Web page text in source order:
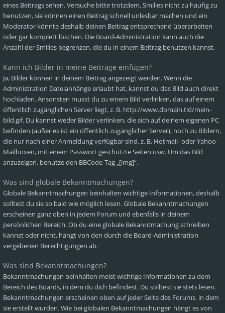
eines Beitrags sehen. Versuche bitte trotzdem, Smilies nicht zu häufig zu
benutzen, sie können einen Beitrag schnell unlesbar machen und ein
Moderator könnte deshalb deinen Beitrag entsprechend überarbeiten
oder gar komplett löschen. Die Board-Administration kann auch die
Anzahl der Smilies begrenzen, die du in einem Beitrag benutzen kannst.
Kann ich Bilder in meine Beiträge einfügen?
Ja, Bilder können in deinem Beitrag angezeigt werden. Wenn die
Administration Dateianhänge erlaubt hat, kannst du das Bild auch direkt
hochladen. Ansonsten musst du zu einem Bild verlinken, das auf einem
öffentlich zugänglichen Server liegt, z. B. http://www.domain.tld/mein-
bild.gif. Du kannst weder Bilder verlinken, die sich auf deinem eigenen PC
befinden (außer es ist ein öffentlich zugänglicher Server), noch zu Bildern,
die nur nach einer Anmeldung verfügbar sind, z. B. Hotmail- oder Yahoo-
Mailboxen, mit einem Passwort geschützte Seiten usw. Um das Bild
anzuzeigen, benutze den BBCode-Tag „[img]“.
Was sind globale Bekanntmachungen?
Globale Bekanntmachungen beinhalten wichtige Informationen, deshalb
solltest du sie so bald wie möglich lesen. Globale Bekanntmachungen
erscheinen ganz oben in jedem Forum und ebenfalls in deinem
persönlichen Bereich. Ob du eine globale Bekanntmachung schreiben
kannst oder nicht, hängt von den durch die Board-Administration
vergebenen Berechtigungen ab.
Was sind Bekanntmachungen?
Bekanntmachungen beinhalten meist wichtige Informationen zu dem
Bereich des Boards, in dem du dich befindest. Du solltest sie stets lesen.
Bekanntmachungen erscheinen oben auf jeder Seite des Forums, in dem
sie erstellt wurden. Wie bei globalen Bekanntmachungen hängt es von